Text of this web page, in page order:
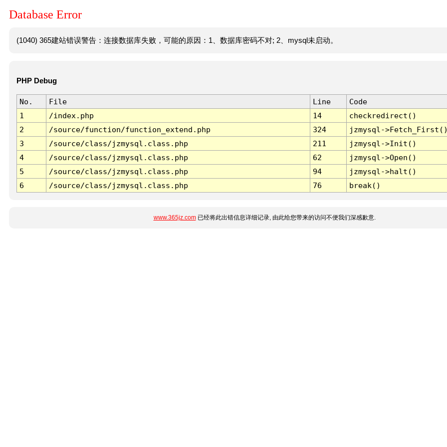
Database Error
(1040) 365建站错误警告：连接数据库失败，可能的原因：1、数据库密码不对; 2、mysql未启动。
PHP Debug
No. File Line
Code
1
/index.php 14
checkredirect()
2
/source/function/function_extend.php 324
jzmysql-
3
/source/class/jzmysql.class.php 211
jzmysql->Init()
4
/source/class/jzmysql.class.php 62
jzmysql->Open()
5
/source/class/jzmysql.class.php 94
jzmysql->halt()
6
/source/class/jzmysql.class.php 76 break()
www.365jz.com已经将此出错信息详细记录, 由此给您带来的访问不便我们深感歉意.